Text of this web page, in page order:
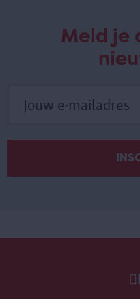
Meld je